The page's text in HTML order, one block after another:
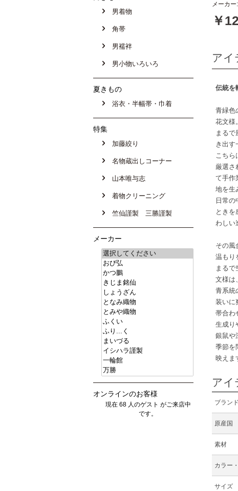
男着物
角帯
男襦袢
男小物いろいろ
夏きもの
浴衣・半幅帯・巾着
特集
加藤絞り
名物蔵出しコーナー
山本唯与志
着物クリーニング
竺仙謹製 三勝謹製
メーカー
オンラインのお客様
現在 68 人のゲスト がご来店中
です。
メーカ
￥
アイ
伝統を
青緑色
花文様。
まるで
き出す
こちら
厳選さ
て手作
地を生
日常
ときを
わしい
その風
温もり
まるで
文様は
青系統
装いに
帯合わ
生成り
銀鼠や
季節を
映えま
アイ
ブランド
原産国
素材
カラー
サイズ